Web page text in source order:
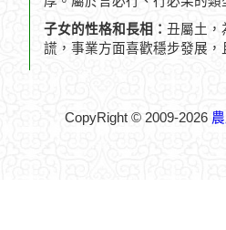
子女的性格和長相： 丑屬土，
謊，事業方面喜歡穩步發展，
CopyRight © 2009-2026